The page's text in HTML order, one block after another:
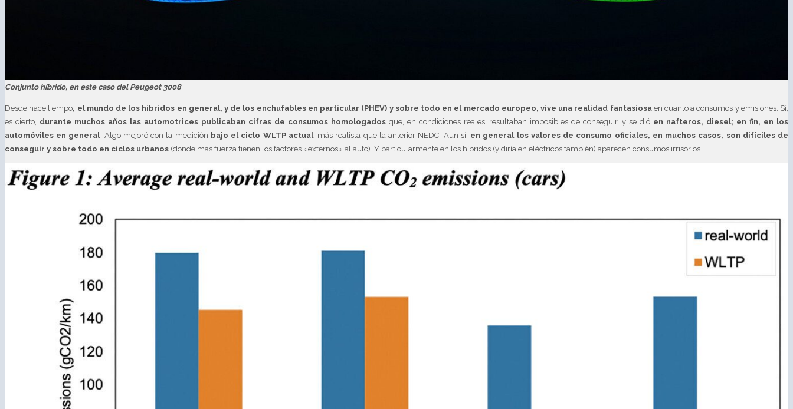
Conjunto híbrido, en este caso del Peugeot 3008
Desde hace tiempo, el mundo de los híbridos en general, y de los enchufables en particular (PHEV) y sobre todo en el mercado europeo, vive una realidad fantasiosaen cuanto a consumos y emisiones. Sí,
es cierto, durante muchos años las automotrices publicaban cifras de consumos homologadosque, en condiciones reales, resultaban imposibles de conseguir, y se dió en nafteros, diesel; en fin, en los
automóviles en general. Algo mejoró con la medición bajo el ciclo WLTP actual, más realista que la anterior NEDC. Aun sí, en general los valores de consumo oficiales, en muchos casos, son difíciles de
conseguir y sobre todo en ciclos urbanos (donde más fuerza tienen los factores «externos» al auto). Y particularmente en los híbridos (y diría en eléctricos también) aparecen consumos irrisorios.